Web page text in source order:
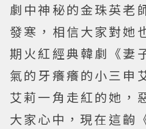
劇中神秘的金珠英老
發寒，相信大家對她
期火紅經典韓劇《妻
氣的牙癢癢的小三申
艾莉一角走紅的她，
大家心中，現在這齣